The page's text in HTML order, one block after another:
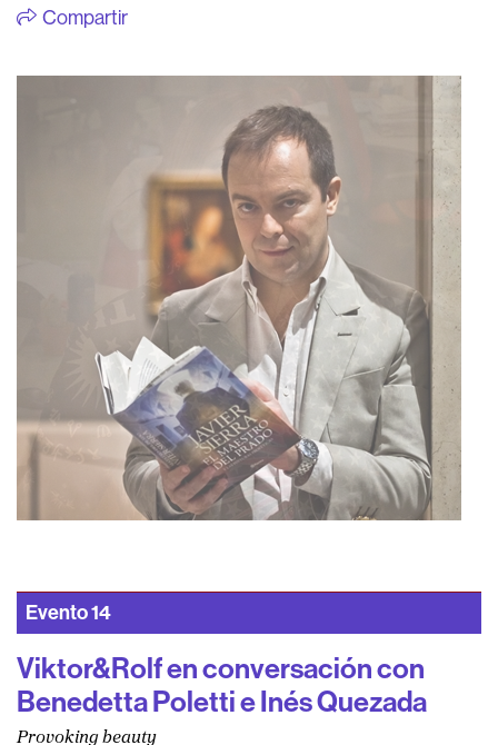
Compartir
Evento14
Viktor&Rolf en conversación con
Benedetta Poletti e Inés Quezada
Provoking beauty